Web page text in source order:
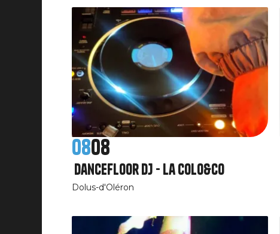
0808
Dancefloor DJ - La Colo&Co
Dolus-d'Oléron